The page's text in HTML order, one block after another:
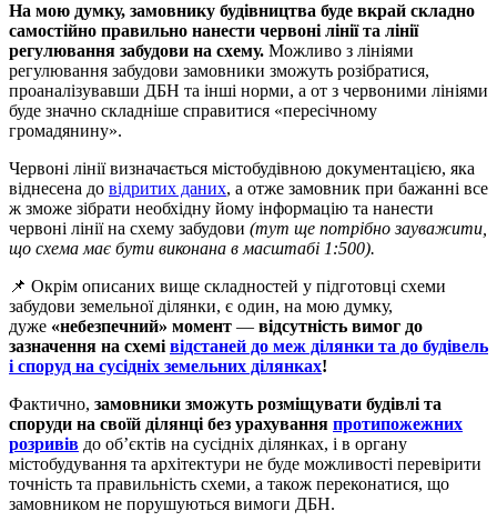
На мою думку, замовнику будівництва буде вкрай складно
самостійно правильно нанести червоні лінії та лінії
регулювання забудови на схему. Можливо з лініями
регулювання забудови замовники зможуть розібратися,
проаналізувавши ДБН та інші норми, а от з червоними лініями
буде значно складніше справитися «пересічному
громадянину».
Червоні лінії визначається містобудівною документацією, яка
віднесена до відритих даних, а отже замовник при бажанні все
ж зможе зібрати необхідну йому інформацію та нанести
червоні лінії на схему забудови (тут ще потрібно зауважити,
що схема має бути виконана в масштабі 1:500).
📌 Окрім описаних вище складностей у підготовці схеми
забудови земельної ділянки, є один, на мою думку,
дуже «небезпечний» момент — відсутність вимог до
зазначення на схемівідстаней до меж ділянки та до будівель
і споруд на сусідніх земельних ділянках!
Фактично, замовники зможуть розміщувати будівлі та
споруди на своїй ділянці без урахування протипожежних
розривів до об’єктів на сусідніх ділянках, і в органу
містобудування та архітектури не буде можливості перевірити
точність та правильність схеми, а також переконатися, що
замовником не порушуються вимоги ДБН.